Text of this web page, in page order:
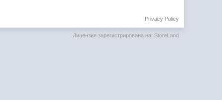
Privacy Policy
Лицензия зарегистрирована на: StoreLand